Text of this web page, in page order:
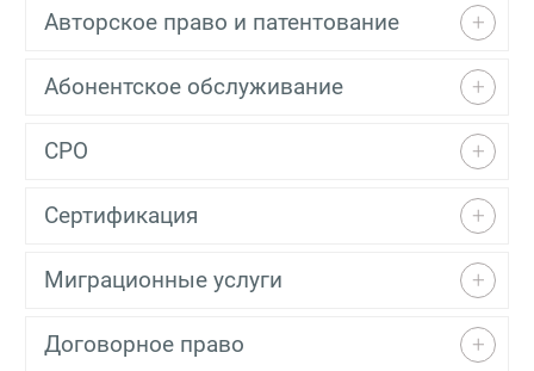
Авторское право и патентование
Абонентское обслуживание
СРО
Сертификация
Миграционные услуги
Договорное право